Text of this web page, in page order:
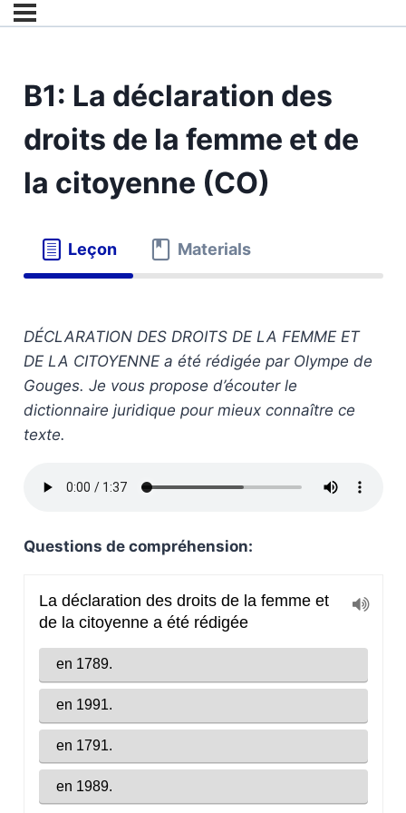
B1: La déclaration des
droits de la femme et de
la citoyenne (CO)
Leçon Materials
DÉCLARATION DES DROITS DE LA FEMME ET
DE LA CITOYENNE a été rédigée par Olympe de
Gouges. Je vous propose d’écouter le
dictionnaire juridique pour mieux connaître ce
texte.
Questions de compréhension: